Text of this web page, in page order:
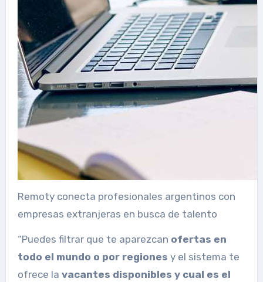
Remoty conecta profesionales argentinos con
empresas extranjeras en busca de talento
“Puedes filtrar que te aparezcan ofertas en
todo el mundo o por regiones y el sistema te
ofrece la vacantes disponibles y cual es el